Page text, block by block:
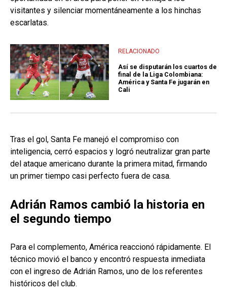
visitantes y silenciar momentáneamente a los hinchas
escarlatas.
RELACIONADO
Así se disputarán los cuartos de
final de la Liga Colombiana:
América y Santa Fe jugarán en
Cali
Tras el gol, Santa Fe manejó el compromiso con
inteligencia, cerró espacios y logró neutralizar gran parte
del ataque americano durante la primera mitad, firmando
un primer tiempo casi perfecto fuera de casa.
Adrián Ramos cambió la historia en
el segundo tiempo
Para el complemento, América reaccionó rápidamente. El
técnico movió el banco y encontró respuesta inmediata
con el ingreso de Adrián Ramos, uno de los referentes
históricos del club.